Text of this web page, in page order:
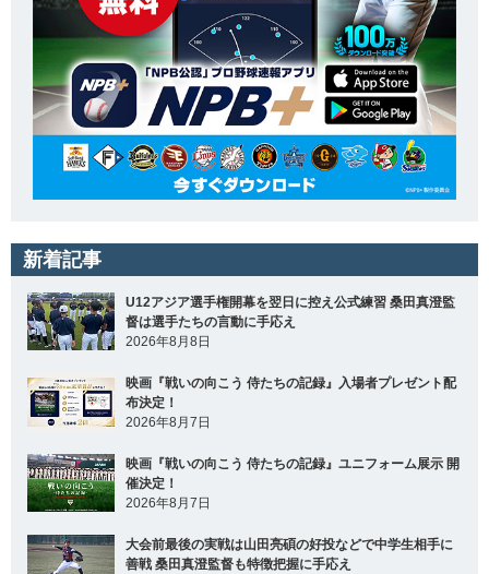
新着記事
U12アジア選手権開幕を翌日に控え公式練習 桑田真澄監
督は選手たちの言動に手応え
2026年8月8日
映画『戦いの向こう 侍たちの記録』入場者プレゼント配
布決定！
2026年8月7日
映画『戦いの向こう 侍たちの記録』ユニフォーム展示 開
催決定！
2026年8月7日
大会前最後の実戦は山田亮碩の好投などで中学生相手に
善戦 桑田真澄監督も特徴把握に手応え